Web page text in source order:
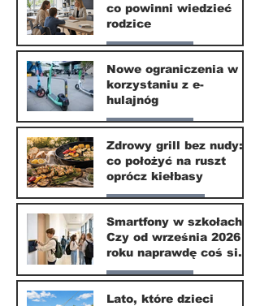
co powinni wiedzieć
rodzice
Nasze miasto
10 lip
Nowe ograniczenia w
korzystaniu z e-
hulajnóg
Nasze miasto
3 lip
Zdrowy grill bez nudy:
co położyć na ruszt
oprócz kiełbasy
Zdrowie i uroda
1 lip
Smartfony w szkołach.
Czy od września 2026
roku naprawdę coś się
zmieni?
Nasze miasto
Lato, które dzieci